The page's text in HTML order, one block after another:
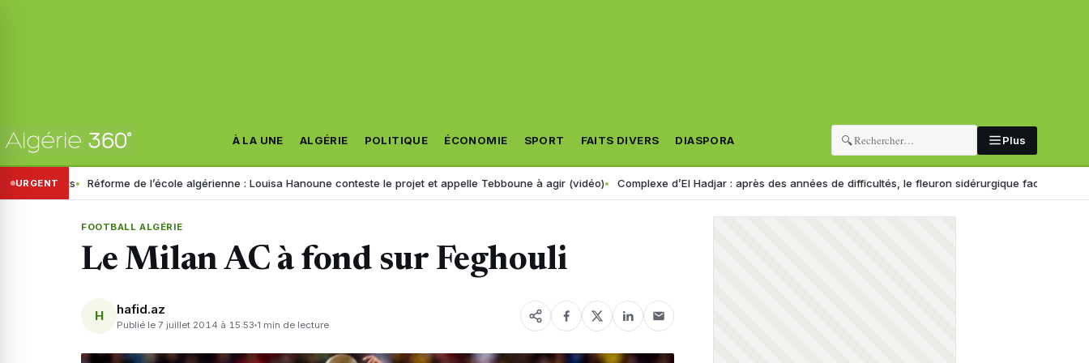
À LA UNE ALGÉRIE POLITIQUE ÉCONOMIE SPORT FAITS DIVERS DIASPORA 🔍 Plus
URGENTRéforme de l’école algérienne : Louisa Hanoune conteste le projet et appelle Tebboune à agir (vidéo) Complexe d’El Hadjar : après des années de difficultés, le fleuron sidérurgique face à un tournant
FOOTBALL ALGÉRIE
Le Milan AC à fond sur Feghouli
H hafid.az
Publié le 7 juillet 2014 à 15:53 1 min de lecture